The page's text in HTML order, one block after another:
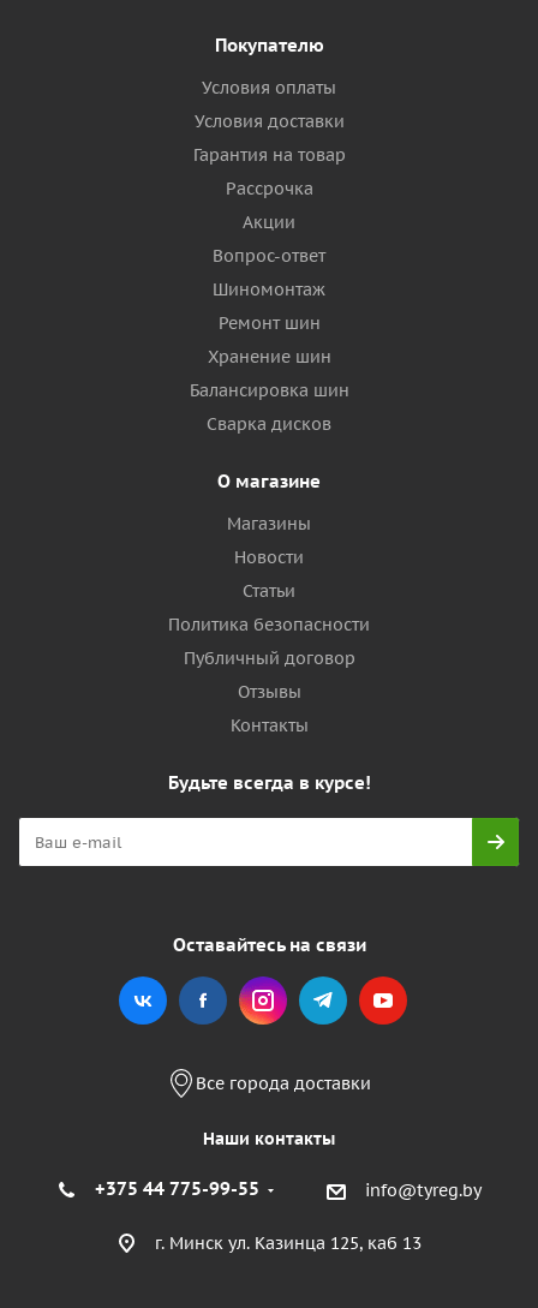
Покупателю
Условия оплаты
Условия доставки
Гарантия на товар
Рассрочка
Акции
Вопрос-ответ
Шиномонтаж
Ремонт шин
Хранение шин
Балансировка шин
Сварка дисков
О магазине
Магазины
Новости
Статьи
Политика безопасности
Публичный договор
Отзывы
Контакты
Будьте всегда в курсе!
Оставайтесь на связи
Все города доставки
Наши контакты
+375 44 775-99-55 info@tyreg.by
г. Минск ул. Казинца 125, каб 13